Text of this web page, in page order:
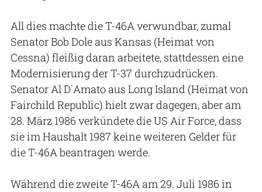
All dies machte die T-46A verwundbar, zumal
Senator Bob Dole aus Kansas (Heimat von
Cessna) fleißig daran arbeitete, stattdessen eine
Modernisierung der T-37 durchzudrücken.
Senator Al D´Amato aus Long Island (Heimat von
Fairchild Republic) hielt zwar dagegen, aber am
28. März 1986 verkündete die US Air Force, dass
sie im Haushalt 1987 keine weiteren Gelder für
die T-46A beantragen werde.
Während die zweite T-46A am 29. Juli 1986 in